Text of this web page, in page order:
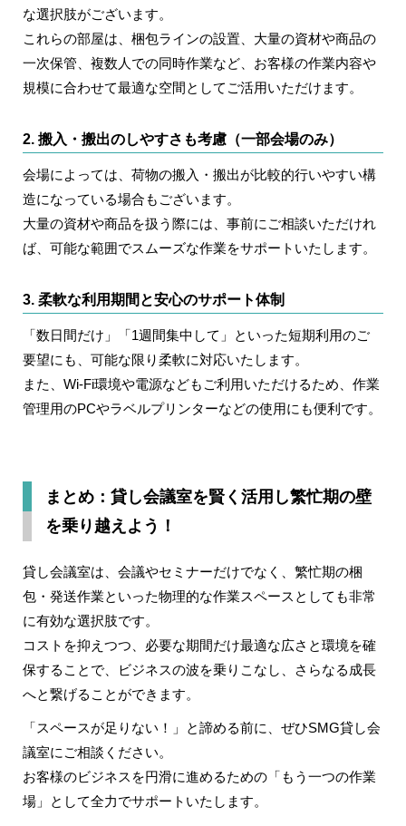
な選択肢がございます。
これらの部屋は、梱包ラインの設置、大量の資材や商品の
一次保管、複数人での同時作業など、お客様の作業内容や
規模に合わせて最適な空間としてご活用いただけます。
2. 搬入・搬出のしやすさも考慮（一部会場のみ）
会場によっては、荷物の搬入・搬出が比較的行いやすい構
造になっている場合もございます。
大量の資材や商品を扱う際には、事前にご相談いただけれ
ば、可能な範囲でスムーズな作業をサポートいたします。
3. 柔軟な利用期間と安心のサポート体制
「数日間だけ」「1週間集中して」といった短期利用のご
要望にも、可能な限り柔軟に対応いたします。
また、Wi-Fi環境や電源などもご利用いただけるため、作業
管理用のPCやラベルプリンターなどの使用にも便利です。
まとめ：貸し会議室を賢く活用し繁忙期の壁
を乗り越えよう！
貸し会議室は、会議やセミナーだけでなく、繁忙期の梱
包・発送作業といった物理的な作業スペースとしても非常
に有効な選択肢です。
コストを抑えつつ、必要な期間だけ最適な広さと環境を確
保することで、ビジネスの波を乗りこなし、さらなる成長
へと繋げることができます。
「スペースが足りない！」と諦める前に、ぜひSMG貸し会
議室にご相談ください。
お客様のビジネスを円滑に進めるための「もう一つの作業
場」として全力でサポートいたします。